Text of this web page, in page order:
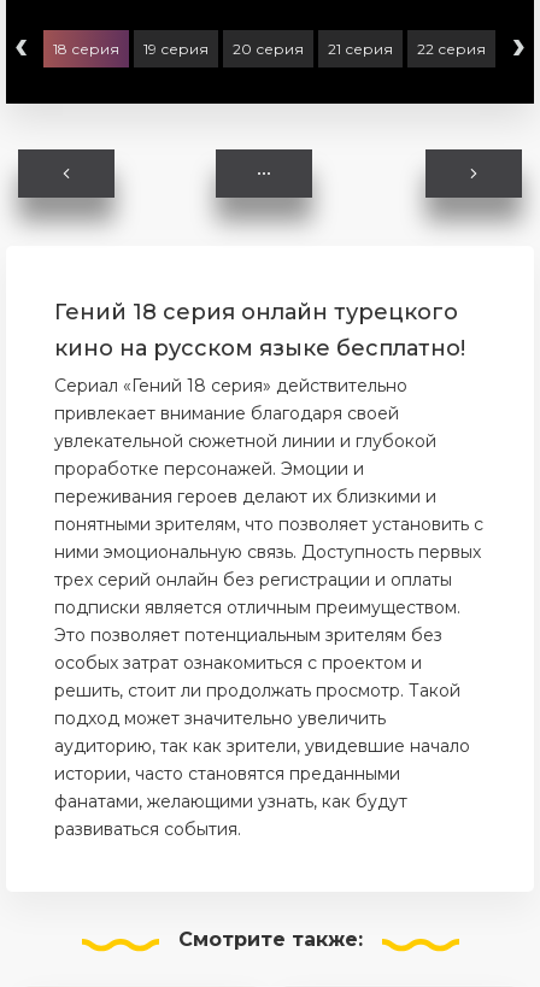
‹ 18 серия 19 серия 20 серия 21 серия 22 серия 23
›
Гений 18 серия онлайн турецкого
кино на русском языке бесплатно!
Сериал «Гений 18 серия» действительно
привлекает внимание благодаря своей
увлекательной сюжетной линии и глубокой
проработке персонажей. Эмоции и
переживания героев делают их близкими и
понятными зрителям, что позволяет установить с
ними эмоциональную связь. Доступность первых
трех серий онлайн без регистрации и оплаты
подписки является отличным преимуществом.
Это позволяет потенциальным зрителям без
особых затрат ознакомиться с проектом и
решить, стоит ли продолжать просмотр. Такой
подход может значительно увеличить
аудиторию, так как зрители, увидевшие начало
истории, часто становятся преданными
фанатами, желающими узнать, как будут
развиваться события.
Смотрите также: